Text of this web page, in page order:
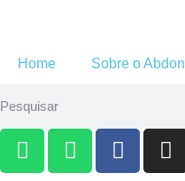
Home Sobre o Abdon